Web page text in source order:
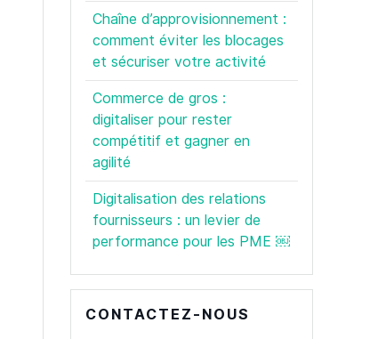
Chaîne d’approvisionnement :
comment éviter les blocages
et sécuriser votre activité
Commerce de gros :
digitaliser pour rester
compétitif et gagner en
agilité
Digitalisation des relations
fournisseurs : un levier de
performance pour les PME ￼
CONTACTEZ-NOUS